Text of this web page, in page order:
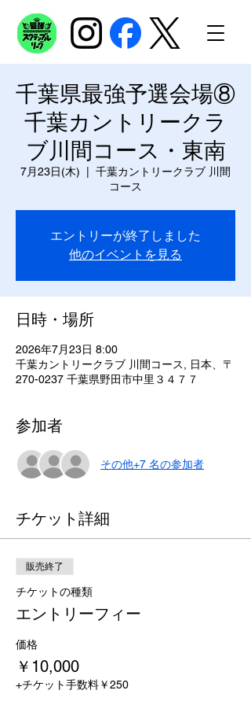
千葉県最強予選会場⑧
千葉カントリークラ
ブ川間コース・東南
7月23日(木)
千葉カントリークラブ 川間
コース
エントリーが終了しました
他のイベントを見る
日時・場所
2026年7月23日 8:00
千葉カントリークラブ 川間コース, 日本、〒
270-0237 千葉県野田市中里３４７７
参加者
その他+7 名の参加者
チケット詳細
販売終了
チケットの種類
エントリーフィー
価格
￥10,000
+チケット手数料￥250